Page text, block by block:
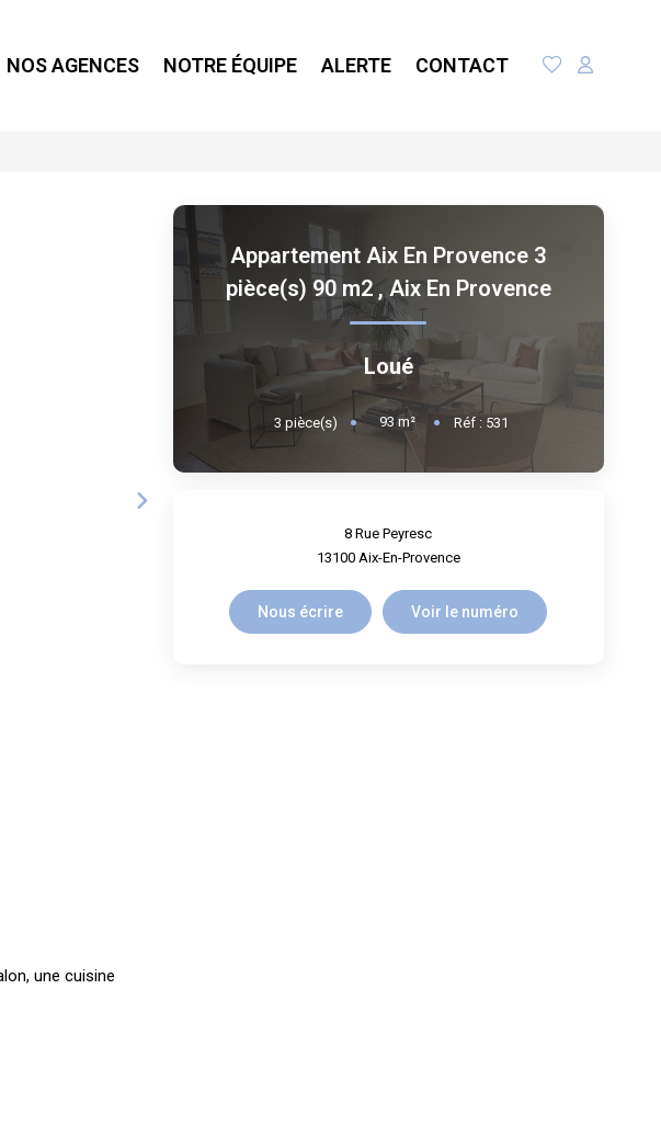
NOS AGENCES NOTRE ÉQUIPE ALERTE CONTACT
une cuisine
Appartement Aix En Provence 3
pièce(s) 90 m2 ,Aix En Provence
Loué
3pièce(s) 93m² Réf : 531
8 Rue Peyresc
13100 Aix-En-Provence
Nous écrire Voir le numéro